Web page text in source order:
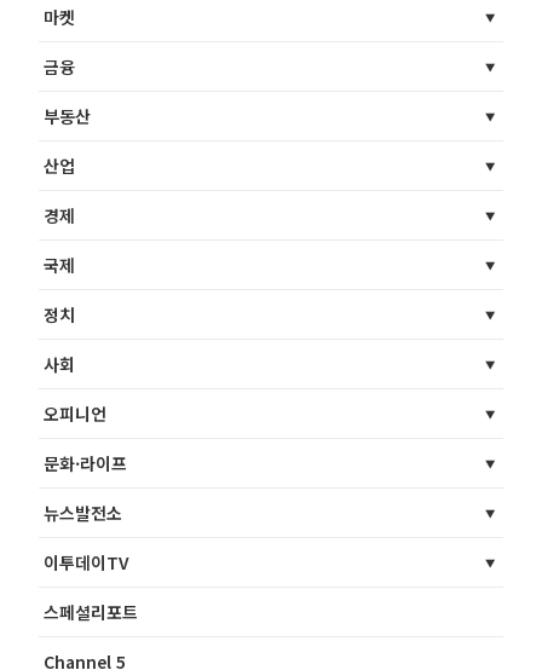
마켓
금융
부동산
산업
경제
국제
정치
사회
오피니언
문화·라이프
뉴스발전소
이투데이TV
스페셜리포트
Channel 5